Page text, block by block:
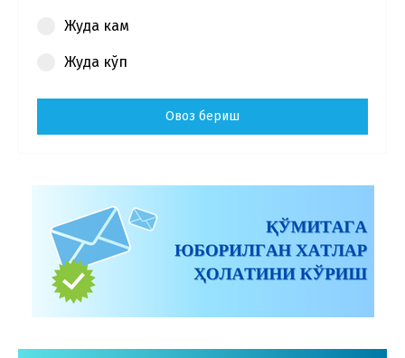
Жуда кам
Жуда кўп
Овоз бериш